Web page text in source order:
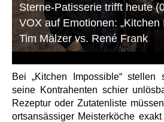
Sterne-Patisserie trifft heute
VOX auf Emotionen: „Kitchen
Tim Mälzer vs. René Frank
Bei „Kitchen Impossible“
seine Kontrahenten schier
Rezeptur oder Zutatenliste
ortsansässiger Meisterköche